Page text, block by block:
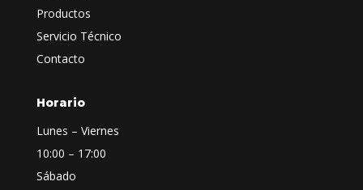
Productos
Servicio Técnico
Contacto
Horario
Lunes – Viernes
10:00 – 17:00
Sábado